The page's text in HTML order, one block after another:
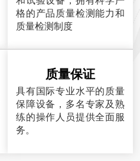
格的产品质量检测能力和
质量检测制度
质量保证
具有国际专业水平的质量
保障设备，多名专家及熟
练的操作人员提供全面服
务。